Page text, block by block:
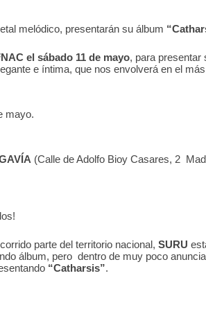
melódico, presentarán su álbum
el sábado 11 de mayo, para presentar
e íntima, que nos envolverá en el
mayo.
(Calle de Adolfo Bioy Casares, 2
parte del territorio nacional, SURU
álbum, pero dentro de muy poco
“Catharsis”.